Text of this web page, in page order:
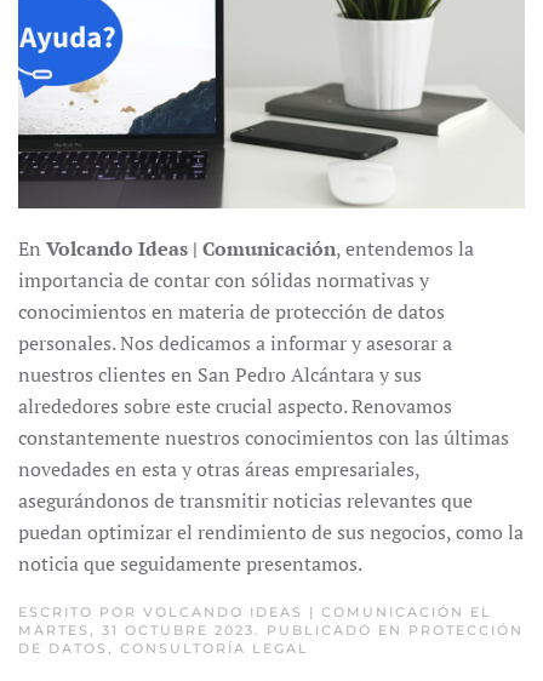
En Volcando Ideas | Comunicación, entendemos la
importancia de contar con sólidas normativas y
conocimientos en materia de protección de datos
personales. Nos dedicamos a informar y asesorar a
nuestros clientes en San Pedro Alcántara y sus
alrededores sobre este crucial aspecto. Renovamos
constantemente nuestros conocimientos con las últimas
novedades en esta y otras áreas empresariales,
asegurándonos de transmitir noticias relevantes que
puedan optimizar el rendimiento de sus negocios, como la
noticia que seguidamente presentamos.
ESCRITO POR VOLCANDO IDEAS | COMUNICACIÓN
EL
MARTES, 31 OCTUBRE 2023. PUBLICADO EN PROTECCIÓN
DE DATOS
CONSULTORÍA LEGAL